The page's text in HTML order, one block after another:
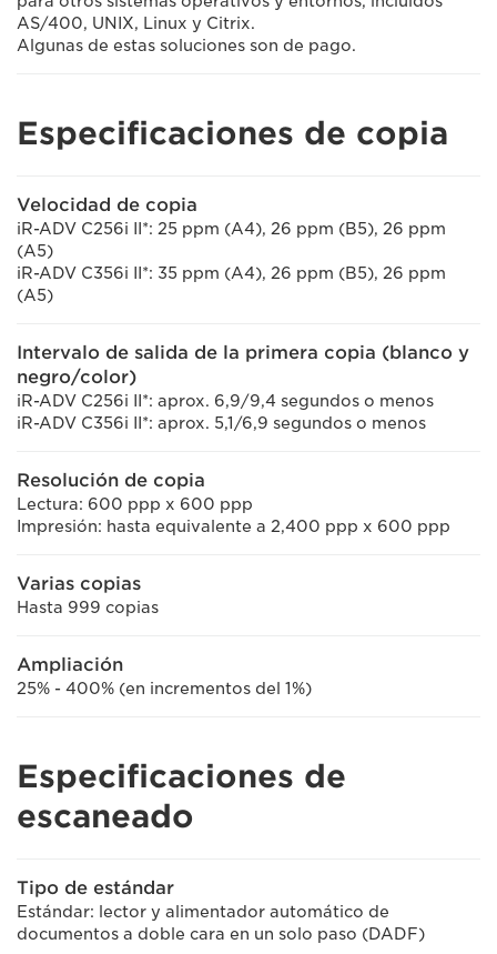
AS/400, UNIX, Linux y Citrix.
Algunas de estas soluciones son de pago.
Especificaciones de copia
Velocidad de copia
iR-ADV C256i II*: 25 ppm (A4), 26 ppm (B5), 26 ppm
(A5)
iR-ADV C356i II*: 35 ppm (A4), 26 ppm (B5), 26 ppm
(A5)
Intervalo de salida de la primera copia (blanco y
negro/color)
iR-ADV C256i II*: aprox. 6,9/9,4 segundos o menos
iR-ADV C356i II*: aprox. 5,1/6,9 segundos o menos
Resolución de copia
Lectura: 600 ppp x 600 ppp
Impresión: hasta equivalente a 2,400 ppp x 600 ppp
Varias copias
Hasta 999 copias
Ampliación
25% - 400% (en incrementos del 1%)
Especificaciones de
escaneado
Tipo de estándar
Estándar: lector y alimentador automático de
documentos a doble cara en un solo paso (DADF)